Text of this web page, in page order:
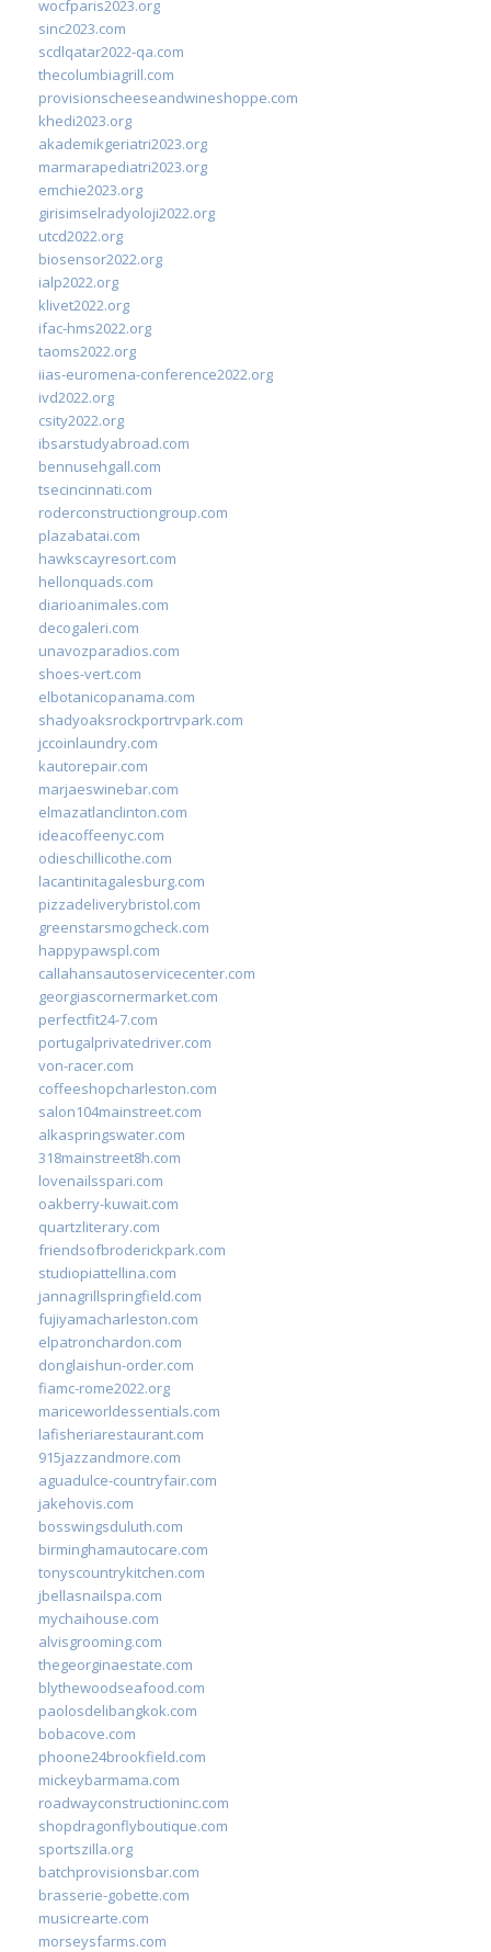
wocfparis2023.org
sinc2023.com
scdlqatar2022-qa.com
thecolumbiagrill.com
provisionscheeseandwineshoppe.com
khedi2023.org
akademikgeriatri2023.org
marmarapediatri2023.org
emchie2023.org
girisimselradyoloji2022.org
utcd2022.org
biosensor2022.org
ialp2022.org
klivet2022.org
ifac-hms2022.org
taoms2022.org
iias-euromena-conference2022.org
ivd2022.org
csity2022.org
ibsarstudyabroad.com
bennusehgall.com
tsecincinnati.com
roderconstructiongroup.com
plazabatai.com
hawkscayresort.com
hellonquads.com
diarioanimales.com
decogaleri.com
unavozparadios.com
shoes-vert.com
elbotanicopanama.com
shadyoaksrockportrvpark.com
jccoinlaundry.com
kautorepair.com
marjaeswinebar.com
elmazatlanclinton.com
ideacoffeenyc.com
odieschillicothe.com
lacantinitagalesburg.com
pizzadeliverybristol.com
greenstarsmogcheck.com
happypawspl.com
callahansautoservicecenter.com
georgiascornermarket.com
perfectfit24-7.com
portugalprivatedriver.com
von-racer.com
coffeeshopcharleston.com
salon104mainstreet.com
alkaspringswater.com
318mainstreet8h.com
lovenailsspari.com
oakberry-kuwait.com
quartzliterary.com
friendsofbroderickpark.com
studiopiattellina.com
jannagrillspringfield.com
fujiyamacharleston.com
elpatronchardon.com
donglaishun-order.com
fiamc-rome2022.org
mariceworldessentials.com
lafisheriarestaurant.com
915jazzandmore.com
aguadulce-countryfair.com
jakehovis.com
bosswingsduluth.com
birminghamautocare.com
tonyscountrykitchen.com
jbellasnailspa.com
mychaihouse.com
alvisgrooming.com
thegeorginaestate.com
blythewoodseafood.com
paolosdelibangkok.com
bobacove.com
phoone24brookfield.com
mickeybarmama.com
roadwayconstructioninc.com
shopdragonflyboutique.com
sportszilla.org
batchprovisionsbar.com
brasserie-gobette.com
musicrearte.com
morseysfarms.com